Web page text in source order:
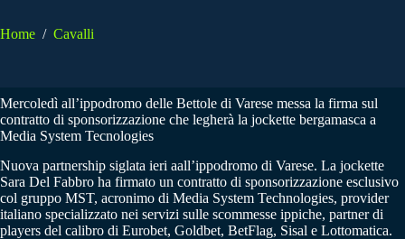
Home / Cavalli
Mercoledì all’ippodromo delle Bettole di Varese messa la firma sul
contratto di sponsorizzazione che legherà la jockette bergamasca a
Media System Tecnologies
Nuova partnership siglata ieri aall’ippodromo di Varese. La jockette
Sara Del Fabbro ha firmato un contratto di sponsorizzazione esclusivo
col gruppo MST, acronimo di Media System Technologies, provider
italiano specializzato nei servizi sulle scommesse ippiche, partner di
players del calibro di Eurobet, Goldbet, BetFlag, Sisal e Lottomatica.